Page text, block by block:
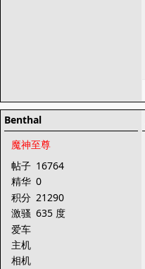
Benthal
魔神至尊
帖子 16764
精华 0
积分 21290
激骚 635 度
爱车
主机
相机